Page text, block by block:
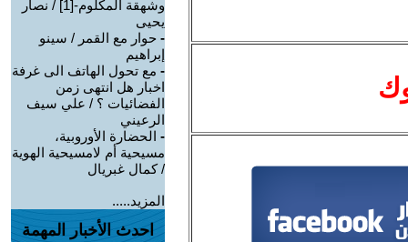
وشهقة المكلوم-[1] / نصار
يحيى
- حوار مع القمر / سينو
إبراهيم
- مع تحول الهاتف الى غرفة
اخبار هل انتهى زمن
الفضائيات ؟ / علي سيف
الرعيني
- الحضارة الأوروبية،
مسيحية أم لامسيحية الهوية
/ كمال غبريال
المزيد.....
احدث الأخبار المهمة